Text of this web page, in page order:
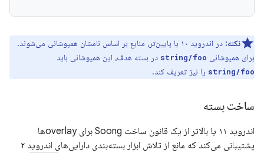
نکته:
در اندروید ۱۰ یا پایین‌تر، منابع بر اساس نامشان همپوشانی می‌شوند.
برای همپوشانی string/foo در بسته هدف، این همپوشانی باید
string/foo را نیز تعریف کند.
ساخت بسته
اندروید ۱۱ یا بالاتر از یک قانون ساخت Soong برای overlayها
پشتیبانی می‌کند که مانع از تلاش ابزار بسته‌بندی دارایی‌های اندروید ۲